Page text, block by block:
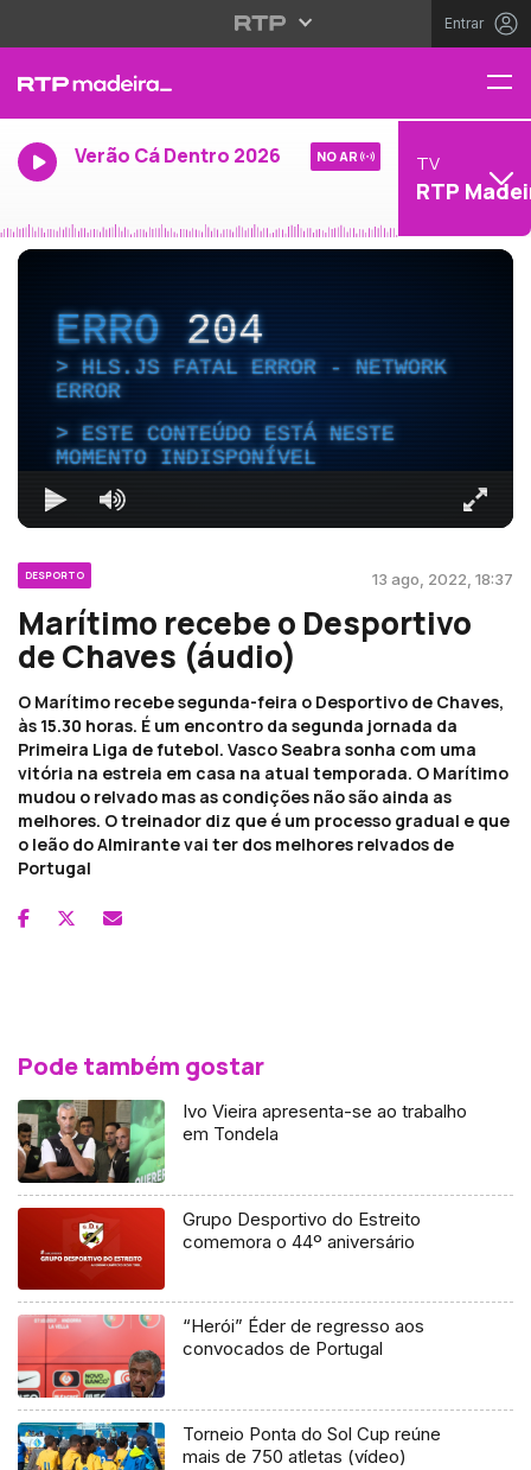
Entrar
Verão Cá Dentro 2026 NO AR TV
RTP
ERRO204
HLS.JS FATAL ERROR - NETWORK
ERROR
ESTE CONTEÚDO ESTÁ NESTE
MOMENTO INDISPONÍVEL
DESPORTO 13 ago, 2022, 18:37
Marítimo recebe o Desportivo
de Chaves (áudio)
O Marítimo recebe segunda-feira o Desportivo de Chaves,
às 15.30 horas. É um encontro da segunda jornada da
Primeira Liga de futebol. Vasco Seabra sonha com uma
vitória na estreia em casa na atual temporada. O Marítimo
mudou o relvado mas as condições não são ainda as
melhores. O treinador diz que é um processo gradual e que
o leão do Almirante vai ter dos melhores relvados de
Portugal
Pode também gostar
Ivo Vieira apresenta-se ao trabalho
em Tondela
Grupo Desportivo do Estreito
comemora o 44º aniversário
“Herói” Éder de regresso aos
convocados de Portugal
Torneio Ponta do Sol Cup reúne
mais de 750 atletas (vídeo)